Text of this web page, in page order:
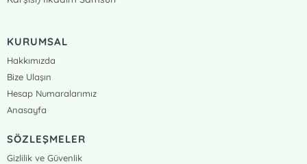
KURUMSAL
Hakkımızda
Bize Ulaşın
Hesap Numaralarımız
Anasayfa
SÖZLEŞMELER
Gizlilik ve Güvenlik